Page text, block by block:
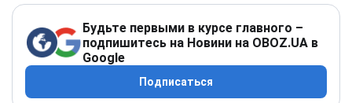
Будьте первыми в курсе главного –
подпишитесь на Новини на OBOZ.UA в
Google
Подписаться